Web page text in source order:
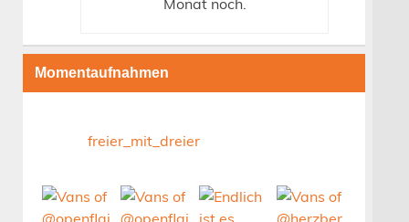
Momentaufnahmen
freier_mit_dreier